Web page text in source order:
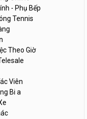
- Phụ Bếp
Tennis
Theo Giờ
Viên
Bi a